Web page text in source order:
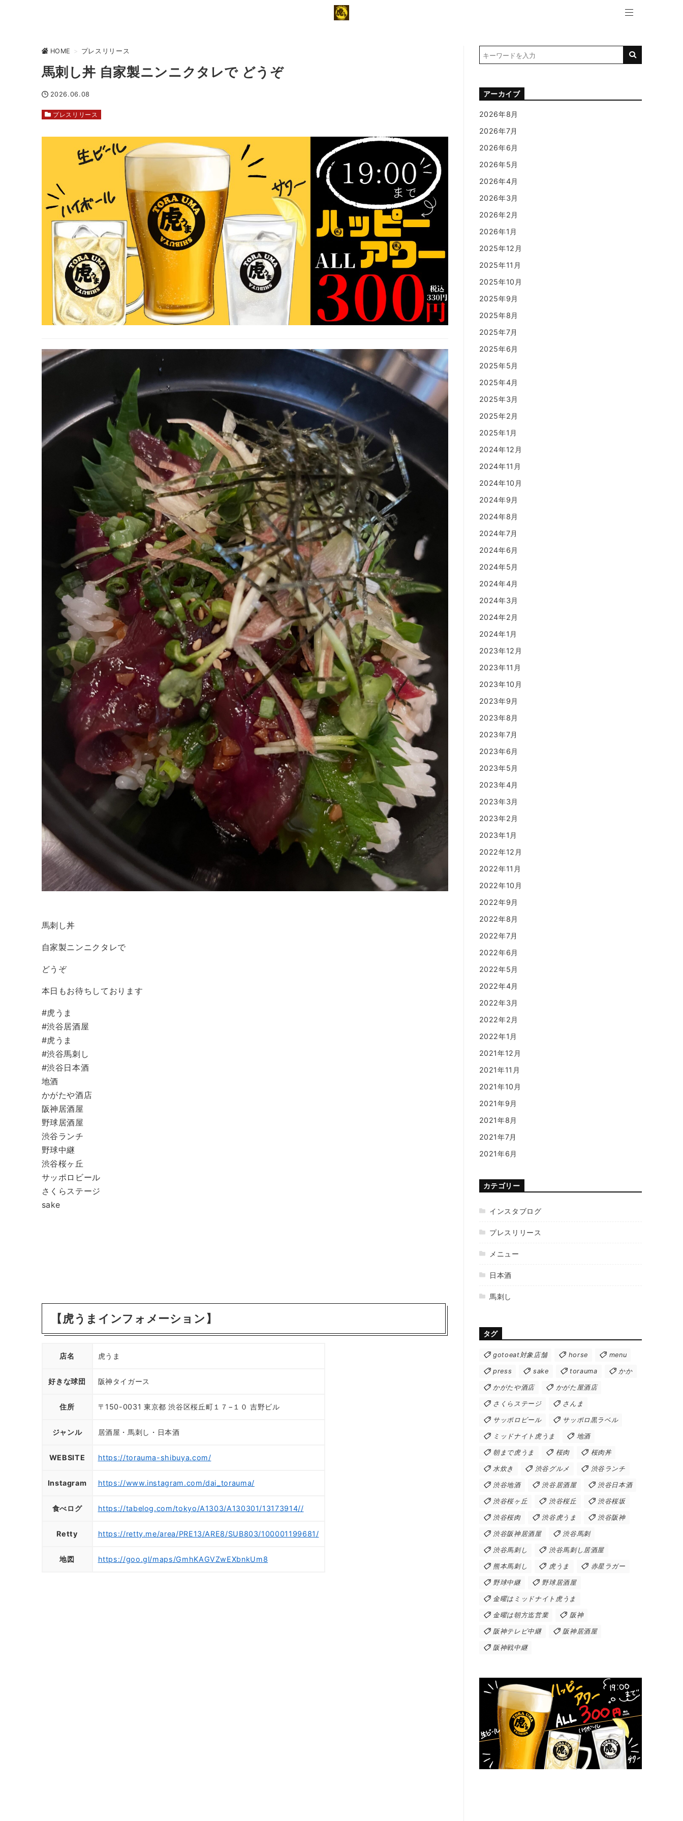
HOME > プレスリリース
馬刺し丼 自家製ニンニクタレで どうぞ
2026.06.08
プレスリリース
馬刺し丼
自家製ニンニクタレで
どうぞ
本日もお待ちしております
#虎うま
#渋谷居酒屋
#虎うま
#渋谷馬刺し
#渋谷日本酒
地酒
かがたや酒店
阪神居酒屋
野球居酒屋
渋谷ランチ
野球中継
渋谷桜ヶ丘
サッポロビール
さくらステージ
sake
【虎うまインフォメーション】
店名 虎うま
好きな球団 阪神タイガース
住所 〒150-0031 東京都 渋谷区桜丘町１７−１０ 吉野ビル
ジャンル 居酒屋・馬刺し・日本酒
WEBSITE https://torauma-shibuya.com/
Instagram https://www.instagram.com/dai_torauma/
食べログ https://tabelog.com/tokyo/A1303/A130301/13173914//
Retty https://retty.me/area/PRE13/ARE8/SUB803/100001199681/
地図 https://goo.gl/maps/GmhKAGVZwEXbnkUm8
アーカイブ
2026年8月
2026年7月
2026年6月
2026年5月
2026年4月
2026年3月
2026年2月
2026年1月
2025年12月
2025年11月
2025年10月
2025年9月
2025年8月
2025年7月
2025年6月
2025年5月
2025年4月
2025年3月
2025年2月
2025年1月
2024年12月
2024年11月
2024年10月
2024年9月
2024年8月
2024年7月
2024年6月
2024年5月
2024年4月
2024年3月
2024年2月
2024年1月
2023年12月
2023年11月
2023年10月
2023年9月
2023年8月
2023年7月
2023年6月
2023年5月
2023年4月
2023年3月
2023年2月
2023年1月
2022年12月
2022年11月
2022年10月
2022年9月
2022年8月
2022年7月
2022年6月
2022年5月
2022年4月
2022年3月
2022年2月
2022年1月
2021年12月
2021年11月
2021年10月
2021年9月
2021年8月
2021年7月
2021年6月
カテゴリー
インスタブログ
プレスリリース
メニュー
日本酒
馬刺し
タグ
gotoeat対象店舗 horse menu
press sake torauma かか
かがたや酒店 かがた屋酒店
さくらステージ さんま
サッポロビール サッポロ黒ラベル
ミッドナイト虎うま 地酒
朝まで虎うま 桜肉 桜肉丼
水炊き 渋谷グルメ 渋谷ランチ
渋谷地酒 渋谷居酒屋 渋谷日本酒
渋谷桜ヶ丘 渋谷桜丘 渋谷桜坂
渋谷桜肉 渋谷虎うま 渋谷阪神
渋谷阪神居酒屋 渋谷馬刺
渋谷馬刺し 渋谷馬刺し居酒屋
熊本馬刺し 虎うま 赤星ラガー
野球中継 野球居酒屋
金曜はミッドナイト虎うま
金曜は朝方迄営業 阪神
阪神テレビ中継 阪神居酒屋
阪神戦中継